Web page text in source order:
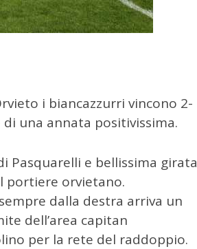
i biancazzurri vincono 2-
una annata positivissima.
Pasquarelli e bellissima girata
portiere orvietano.
dalla destra arriva un
dell’area capitan
per la rete del raddoppio.